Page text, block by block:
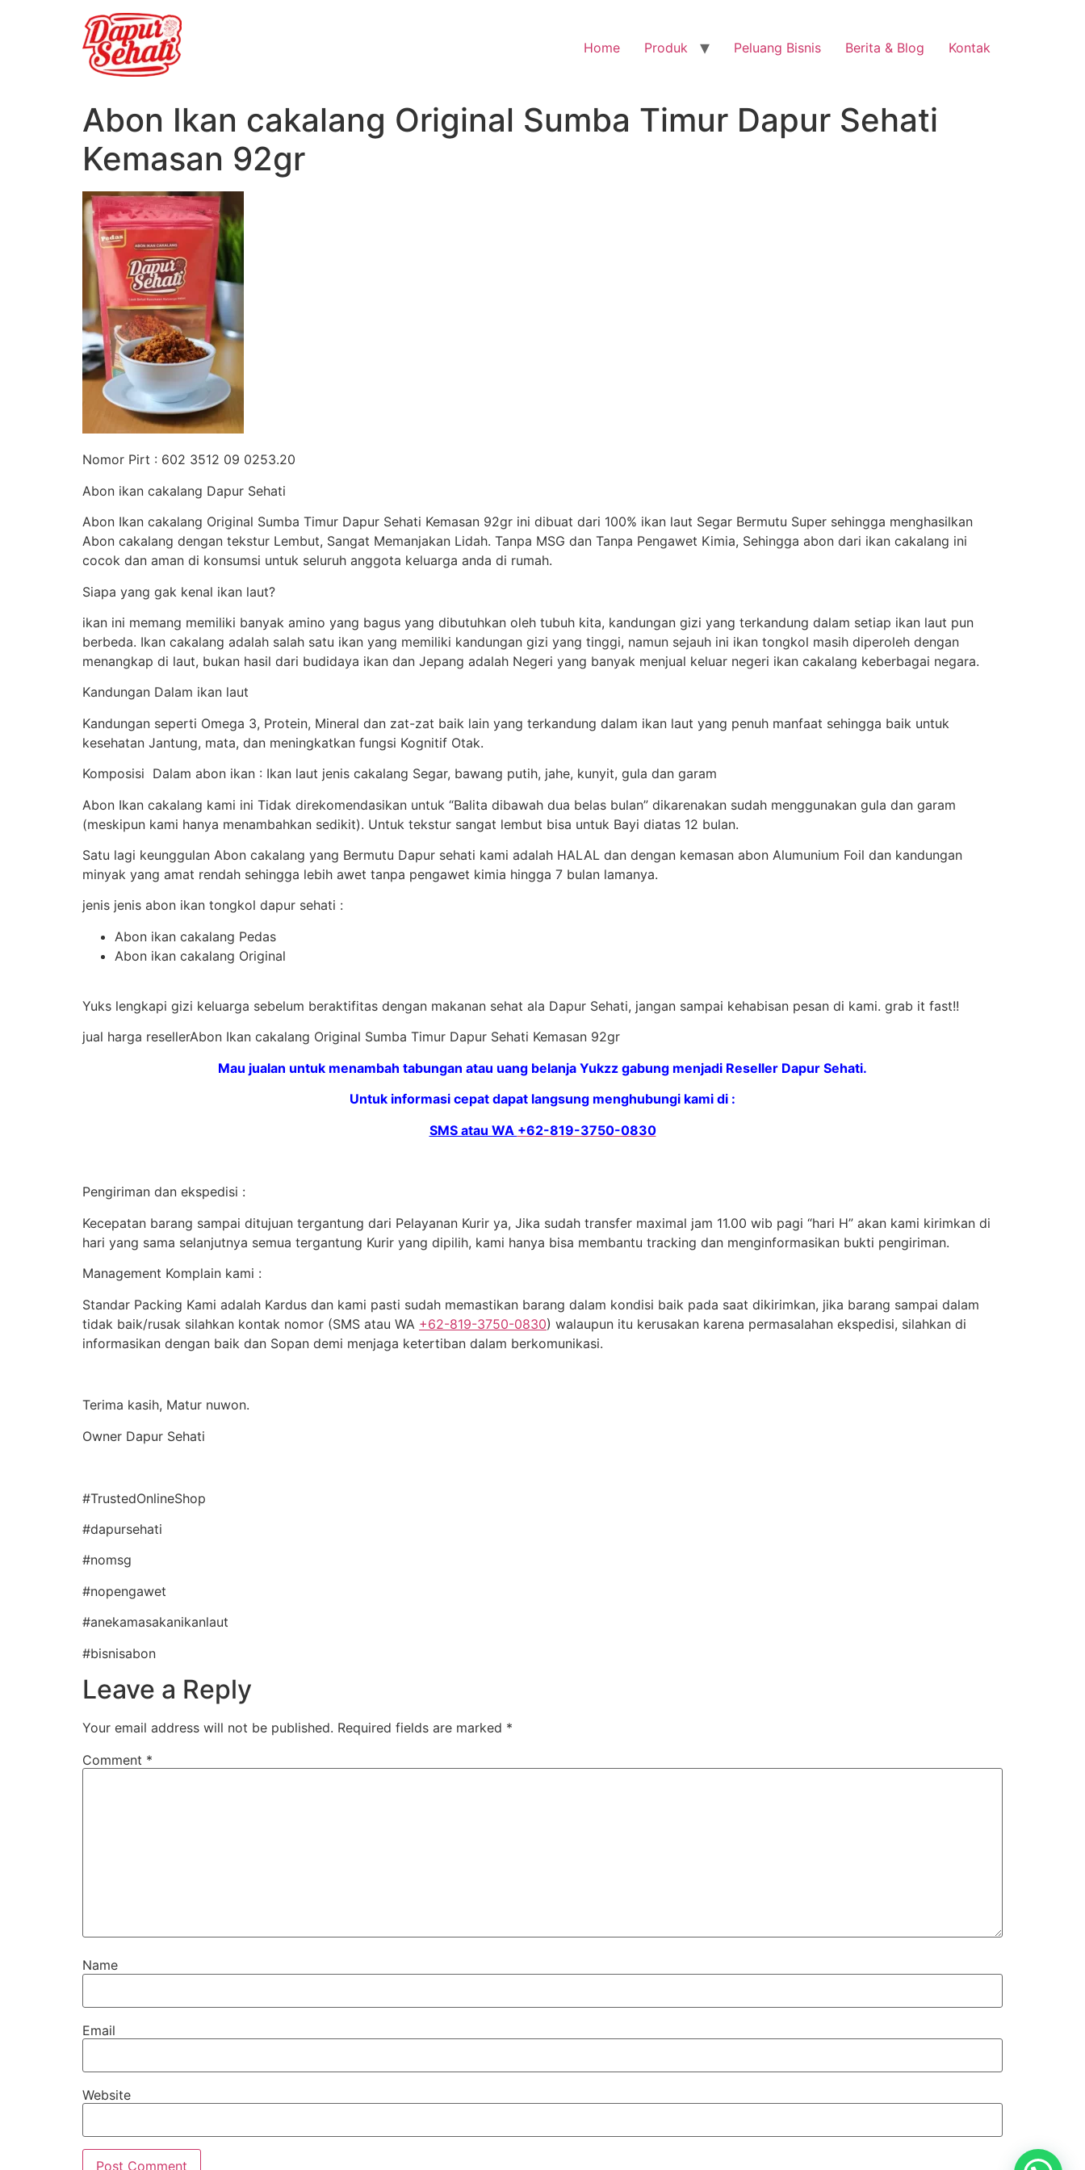
Home Produk Peluang Bisnis Berita & Blog Kontak
Abon Ikan cakalang Original Sumba Timur Dapur Sehati
Kemasan 92gr
Nomor Pirt : 602 3512 09 0253.20
Abon ikan cakalang Dapur Sehati
Abon Ikan cakalang Original Sumba Timur Dapur Sehati Kemasan 92gr ini dibuat dari 100% ikan laut Segar Bermutu Super sehingga menghasilkan
Abon cakalang dengan tekstur Lembut, Sangat Memanjakan Lidah. Tanpa MSG dan Tanpa Pengawet Kimia, Sehingga abon dari ikan cakalang ini
cocok dan aman di konsumsi untuk seluruh anggota keluarga anda di rumah.
Siapa yang gak kenal ikan laut?
ikan ini memang memiliki banyak amino yang bagus yang dibutuhkan oleh tubuh kita, kandungan gizi yang terkandung dalam setiap ikan laut pun
berbeda. Ikan cakalang adalah salah satu ikan yang memiliki kandungan gizi yang tinggi, namun sejauh ini ikan tongkol masih diperoleh dengan
menangkap di laut, bukan hasil dari budidaya ikan dan Jepang adalah Negeri yang banyak menjual keluar negeri ikan cakalang keberbagai negara.
Kandungan Dalam ikan laut
Kandungan seperti Omega 3, Protein, Mineral dan zat-zat baik lain yang terkandung dalam ikan laut yang penuh manfaat sehingga baik untuk
kesehatan Jantung, mata, dan meningkatkan fungsi Kognitif Otak.
Komposisi Dalam abon ikan : Ikan laut jenis cakalang Segar, bawang putih, jahe, kunyit, gula dan garam
Abon Ikan cakalang kami ini Tidak direkomendasikan untuk “Balita dibawah dua belas bulan” dikarenakan sudah menggunakan gula dan garam
(meskipun kami hanya menambahkan sedikit). Untuk tekstur sangat lembut bisa untuk Bayi diatas 12 bulan.
Satu lagi keunggulan Abon cakalang yang Bermutu Dapur sehati kami adalah HALAL dan dengan kemasan abon Alumunium Foil dan kandungan
minyak yang amat rendah sehingga lebih awet tanpa pengawet kimia hingga 7 bulan lamanya.
jenis jenis abon ikan tongkol dapur sehati :
Abon ikan cakalang Pedas
Abon ikan cakalang Original
Yuks lengkapi gizi keluarga sebelum beraktifitas dengan makanan sehat ala Dapur Sehati, jangan sampai kehabisan pesan di kami. grab it fast!!
jual harga resellerAbon Ikan cakalang Original Sumba Timur Dapur Sehati Kemasan 92gr
Mau jualan untuk menambah tabungan atau uang belanja Yukzz gabung menjadi Reseller Dapur Sehati.
Untuk informasi cepat dapat langsung menghubungi kami di :
SMS atau WA +62-819-3750-0830
Pengiriman dan ekspedisi :
Kecepatan barang sampai ditujuan tergantung dari Pelayanan Kurir ya, Jika sudah transfer maximal jam 11.00 wib pagi “hari H” akan kami kirimkan di
hari yang sama selanjutnya semua tergantung Kurir yang dipilih, kami hanya bisa membantu tracking dan menginformasikan bukti pengiriman.
Management Komplain kami :
Standar Packing Kami adalah Kardus dan kami pasti sudah memastikan barang dalam kondisi baik pada saat dikirimkan, jika barang sampai dalam
tidak baik/rusak silahkan kontak nomor (SMS atau WA +62-819-3750-0830) walaupun itu kerusakan karena permasalahan ekspedisi, silahkan di
informasikan dengan baik dan Sopan demi menjaga ketertiban dalam berkomunikasi.
Terima kasih, Matur nuwon.
Owner Dapur Sehati
#TrustedOnlineShop
#dapursehati
#nomsg
#nopengawet
#anekamasakanikanlaut
#bisnisabon
Leave a Reply
Your email address will not be published. Required fields are marked *
Comment *
Name
Email
Website